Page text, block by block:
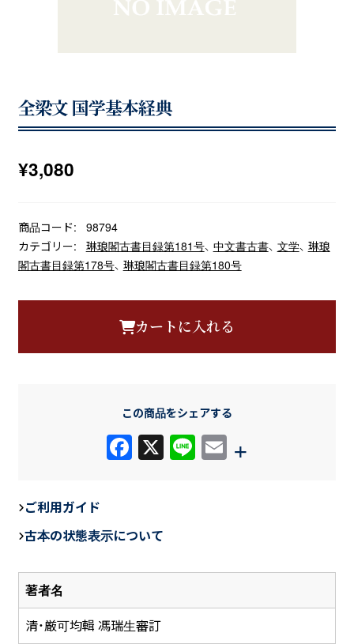
全梁文 国学基本経典
¥3,080
商品コード:
98794
カテゴリー:
琳琅閣古書目録第181号、 中文書古書、 文学、 琳琅
閣古書目録第178号、 琳琅閣古書目録第180号
著者名
清・厳可均輯 馮瑞生審訂
カートに入れる
この商品をシェアする
F
e
b
o
o
k
X Li E
+
ご利用ガイド
古本の状態表示について